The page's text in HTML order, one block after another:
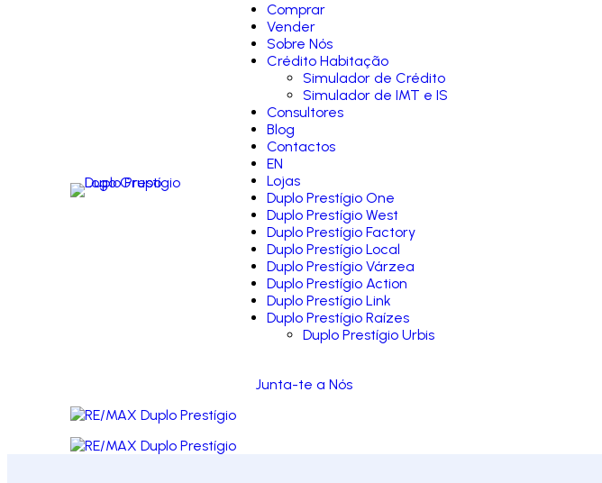
Comprar
Vender
Sobre Nós
Crédito Habitação
Simulador de Crédito
Simulador de IMT e IS
Consultores
Blog
Contactos
EN
Lojas
Duplo Prestígio One
Duplo Prestígio West
Duplo Prestígio Factory
Duplo Prestígio Local
Duplo Prestígio Várzea
Duplo Prestígio Action
Duplo Prestígio Link
Duplo Prestígio Raízes
Duplo Prestígio Urbis
Junta-te a Nós